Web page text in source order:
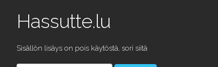
Hassutte.lu
Sisällön lisäys on pois käytöstä, sori siitä